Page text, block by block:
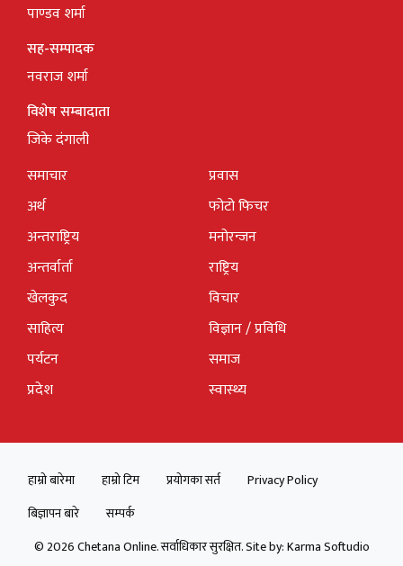
पाण्डव शर्मा
सह-सम्पादक
नवराज शर्मा
विशेष सम्बादाता
जिके दंगाली
समाचार
अर्थ
अन्तराष्ट्रिय
अन्तर्वार्ता
खेलकुद
साहित्य
पर्यटन
प्रदेश
प्रवास
फोटो फिचर
मनोरन्जन
राष्ट्रिय
विचार
विज्ञान / प्रविधि
समाज
स्वास्थ्य
हाम्रो बारेमा हाम्रो टिम प्रयोगका सर्त
Privacy Policy
बिज्ञापन बारे
सम्पर्क
© 2026 Chetana Online. सर्वाधिकार सुरक्षित. Site by:Karma Softudio